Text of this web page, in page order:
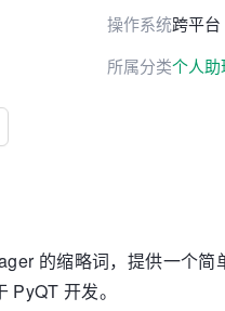
操作系统跨平台
所属分类个人助
的缩略词，提供一个
PyQT 开发。